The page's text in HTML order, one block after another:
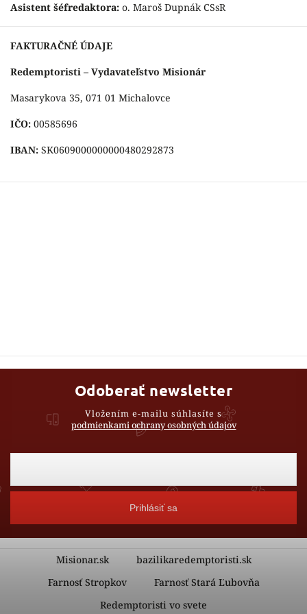
Asistent šéfredaktora: o. Maroš Dupnák CSsR
FAKTURAČNÉ ÚDAJE
Redemptoristi – Vydavateľstvo Misionár
Masarykova 35, 071 01 Michalovce
IČO: 00585696
IBAN: SK0609000000000480292873
Odoberať newsletter
Vložením e-mailu súhlasíte s
podmienkami ochrany osobných údajov
Prihlásiť sa
Misionar.sk
bazilikaredemptoristi.sk
Farnosť Stropkov
Farnosť Stará Ľubovňa
Redemptoristi vo svete